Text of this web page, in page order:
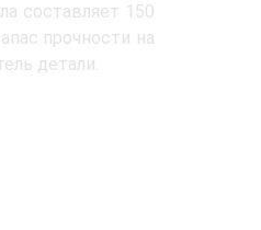
составляет 150
прочности на
детали.